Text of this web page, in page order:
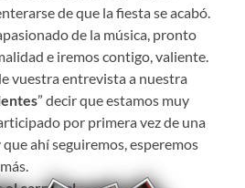
de que la fiesta se acabó.
de la música, pronto
e iremos contigo, valiente.
vuestra entrevista a nuestra
” decir que estamos muy
por primera vez de una
ahí seguiremos, esperemos